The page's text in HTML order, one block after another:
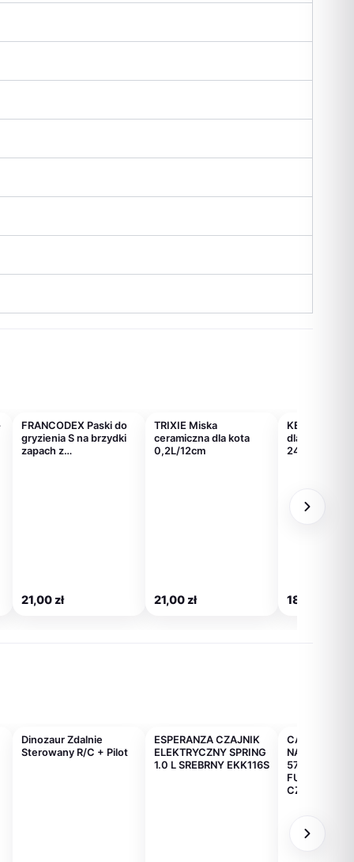
FRANCODEX Paski do
gryzienia S na brzydki
zapach z…
21,00zł
TRIXIE Miska
ceramiczna dla kota
0,2L/12cm
21,00zł
KERBL
dla psa
24…
186,00
Dinozaur Zdalnie
Sterowany R/C + Pilot
ESPERANZA CZAJNIK
ELEKTRYCZNY SPRING
1.0 L SREBRNY EKK116S
CASIO
NAUKOWY
570ESPLUS-
FUNKCJI,
CZARNY